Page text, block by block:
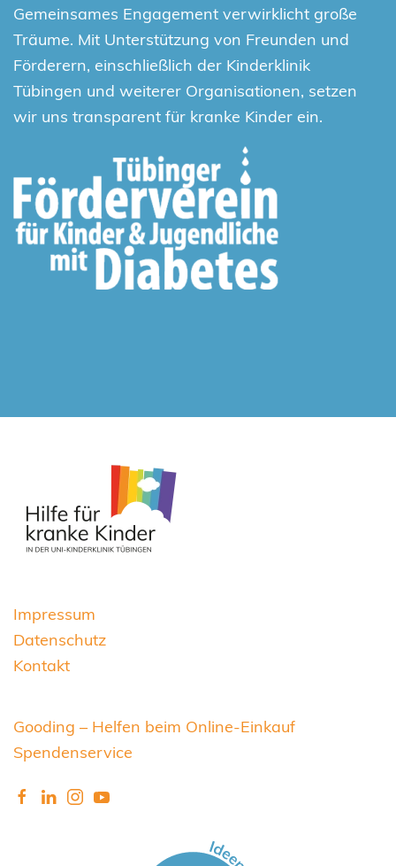
Gemeinsames Engagement verwirklicht große
Träume. Mit Unterstützung von Freunden und
Förderern, einschließlich der Kinderklinik
Tübingen und weiterer Organisationen, setzen
wir uns transparent für kranke Kinder ein.
Impressum
Datenschutz
Kontakt
Gooding – Helfen beim Online-Einkauf
Spendenservice